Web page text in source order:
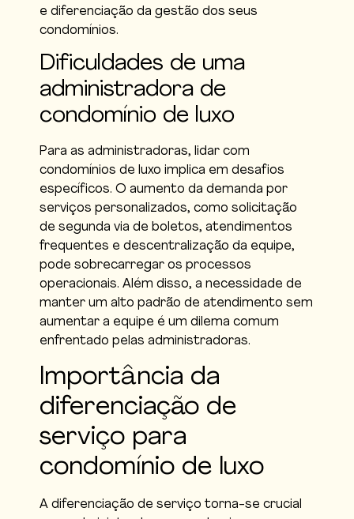
e diferenciação da gestão dos seus
condomínios.
Dificuldades de uma
administradora de
condomínio de luxo
Para as administradoras, lidar com
condomínios de luxo implica em desafios
específicos. O aumento da demanda por
serviços personalizados, como solicitação
de segunda via de boletos, atendimentos
frequentes e descentralização da equipe,
pode sobrecarregar os processos
operacionais. Além disso, a necessidade de
manter um alto padrão de atendimento sem
aumentar a equipe é um dilema comum
enfrentado pelas administradoras.
Importância da
diferenciação de
serviço para
condomínio de luxo
A diferenciação de serviço torna-se crucial